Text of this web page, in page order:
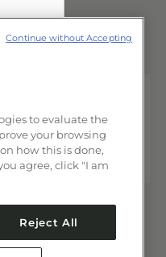
to evaluate the
your browsing
how this is done,
agree, click "I am
Reject All
Continue without Accepting